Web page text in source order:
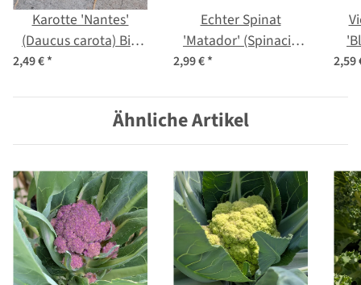
Karotte 'Nantes'
(Daucus carota) Bio
2,49 €*
Echter Spinat
'Matador' (Spinacia
oleracea) Bio Saatgut
2,99 €* 2,59
Ähnliche Artikel